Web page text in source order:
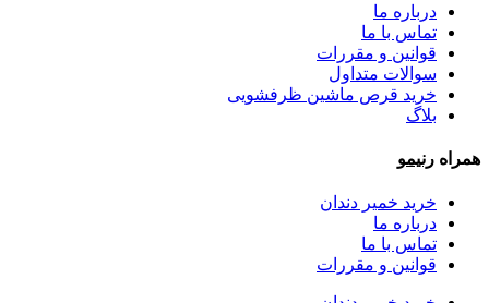
درباره ما
تماس با ما
قوانین و مقررات
سوالات متداول
خرید قرص ماشین ظرفشویی
بلاگ
همراه رنیمو
خرید خمیر دندان
درباره ما
تماس با ما
قوانین و مقررات